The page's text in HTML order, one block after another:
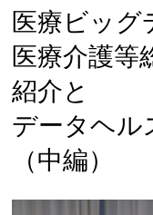
医療ビッグ
医療介護等
紹介と
データヘル
（中編）